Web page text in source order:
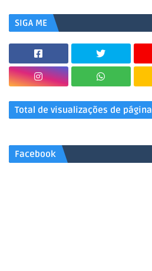
SIGA ME
Total de visualizações de página
Facebook